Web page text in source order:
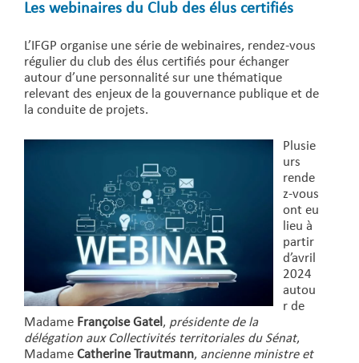
Les webinaires du Club des élus certifiés
L’IFGP organise une série de webinaires, rendez-vous
régulier du club des élus certifiés pour échanger
autour d’une personnalité sur une thématique
relevant des enjeux de la gouvernance publique et de
la conduite de projets.
Plusie
urs
rende
z-vous
ont eu
lieu à
partir
d’avril
2024
autou
r de
Madame Françoise Gatel, présidente de la
délégation aux Collectivités territoriales du Sénat,
Madame Catherine Trautmann, ancienne ministre et